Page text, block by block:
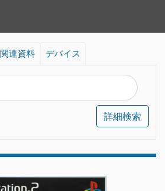
関連資料 デバイス
詳細検索